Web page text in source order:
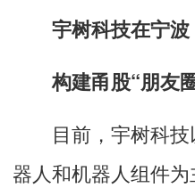
宇树科技在宁波
构建甬股“朋友
目前，宇树科技
器人和机器人组件